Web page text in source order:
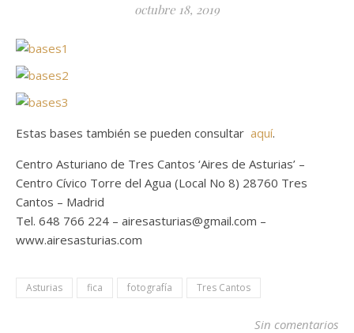
octubre 18, 2019
Estas bases también se pueden consultar aquí.
Centro Asturiano de Tres Cantos ‘Aires de Asturias’ –
Centro Cívico Torre del Agua (Local No 8) 28760 Tres
Cantos – Madrid
Tel. 648 766 224 – airesasturias@gmail.com –
www.airesasturias.com
Asturias fica fotografía Tres Cantos
Sin comentarios